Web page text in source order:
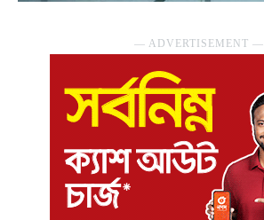
― ADVERTISEMENT ―